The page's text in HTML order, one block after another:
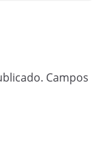
Campos